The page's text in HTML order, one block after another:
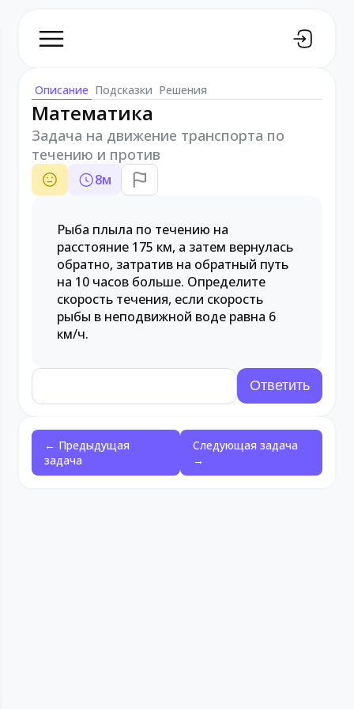
Описание Подсказки Решения
Математика
Задача на движение транспорта по
течению и против
8м
Рыба плыла по течению на
расстояние 175 км, а затем вернулась
обратно, затратив на обратный путь
на 10 часов больше. Определите
скорость течения, если скорость
рыбы в неподвижной воде равна 6
км/ч.
← Предыдущая
задача
Следующая задача
→